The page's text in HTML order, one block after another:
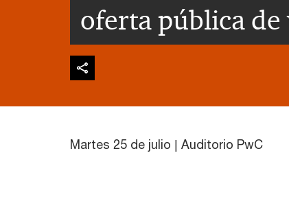
oferta pública de
Martes 25 de julio | Auditorio PwC